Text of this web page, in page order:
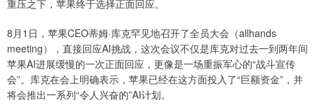
重压之下，苹果终于选择正面回应。
8月1日，苹果CEO蒂姆·库克罕见地召开了全员大会（allhands
meeting），直接回应AI挑战，这次会议不仅是库克对过去一到两年间
苹果AI进展缓慢的一次正面回应，更像是一场重振军心的“战斗宣传
会”。库克在会上明确表示，苹果已经在这方面投入了“巨额资金”，并
将会推出一系列“令人兴奋的”AI计划。